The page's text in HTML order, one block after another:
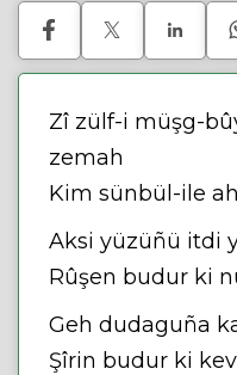
Zî zülf-i müşg-
zemah
Kim sünbül-ile
Aksi yüzüñü itdi
Rûşen budur ki
Geh dudaguña
Şîrin budur ki